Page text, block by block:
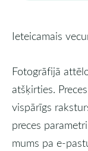
Ieteicamais
Fotogrāfijā
atšķirties.
vispārīgs
preces
mums pa e-